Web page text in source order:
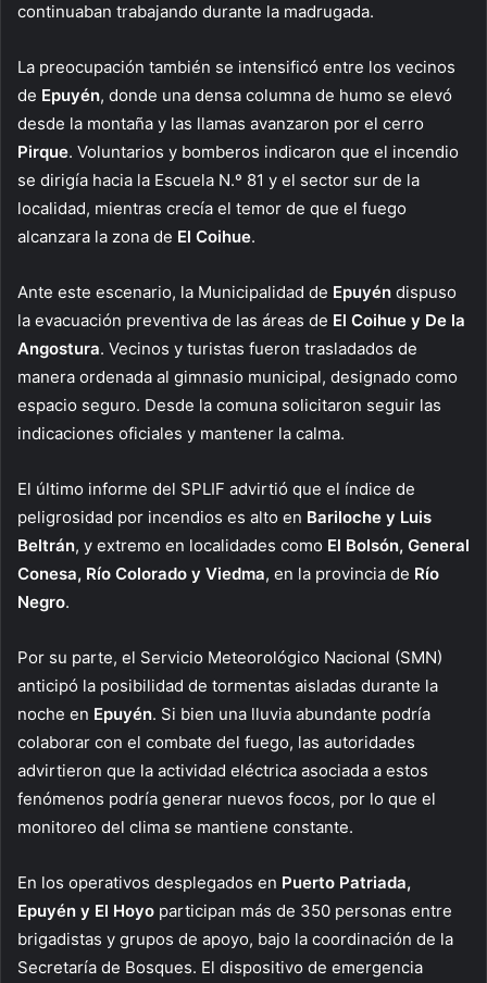
continuaban trabajando durante la madrugada.
La preocupación también se intensificó entre los vecinos
de Epuyén, donde una densa columna de humo se elevó
desde la montaña y las llamas avanzaron por el cerro
Pirque. Voluntarios y bomberos indicaron que el incendio
se dirigía hacia la Escuela N.º 81 y el sector sur de la
localidad, mientras crecía el temor de que el fuego
alcanzara la zona de El Coihue.
Ante este escenario, la Municipalidad de Epuyén dispuso
la evacuación preventiva de las áreas de El Coihue y De la
Angostura. Vecinos y turistas fueron trasladados de
manera ordenada al gimnasio municipal, designado como
espacio seguro. Desde la comuna solicitaron seguir las
indicaciones oficiales y mantener la calma.
El último informe del SPLIF advirtió que el índice de
peligrosidad por incendios es alto en Bariloche y Luis
Beltrán, y extremo en localidades como El Bolsón, General
Conesa, Río Colorado y Viedma, en la provincia de Río
Negro.
Por su parte, el Servicio Meteorológico Nacional (SMN)
anticipó la posibilidad de tormentas aisladas durante la
noche en Epuyén. Si bien una lluvia abundante podría
colaborar con el combate del fuego, las autoridades
advirtieron que la actividad eléctrica asociada a estos
fenómenos podría generar nuevos focos, por lo que el
monitoreo del clima se mantiene constante.
En los operativos desplegados en Puerto Patriada,
Epuyén y El Hoyo participan más de 350 personas entre
brigadistas y grupos de apoyo, bajo la coordinación de la
Secretaría de Bosques. El dispositivo de emergencia